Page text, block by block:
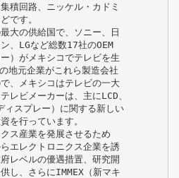
積回路、ニッケル・カドミ
です。
大の供給国で、ソニー、日
、LGなど総数17社のOEM
）がメキシコでテレビを生
地元企業がこれら製造会社
、メキシコはテレビの一大
レビメーカーは、主にLCD、
ィスプレー）に関する新しい
を行っています。
ス産業を発展させるため
エレクトロニクス企業を誘
レベルの優遇措置、研究開
し、さらにIMMEX（新マキ